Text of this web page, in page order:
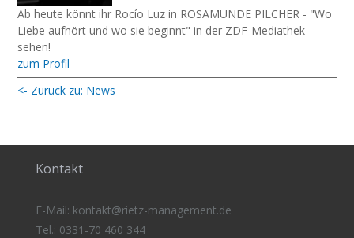
Ab heute könnt ihr Rocío Luz in ROSAMUNDE PILCHER - "Wo
Liebe aufhört und wo sie beginnt" in der ZDF-Mediathek
sehen!
zum Profil
<- Zurück zu: News
Kontakt
E-Mail: kontakt@rietz-management.de
Tel.: 0331-70 460 344